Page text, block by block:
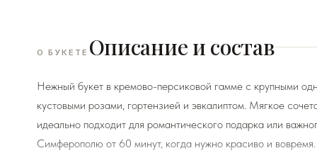
О БУКЕТЕ Описание и состав
Нежный букет в кремово-персиковой гамме с крупными
кустовыми розами, гортензией и эвкалиптом. Мягкое
идеально подходит для романтического подарка или
Симферополю от 60 минут, когда нужно красиво и вовремя.